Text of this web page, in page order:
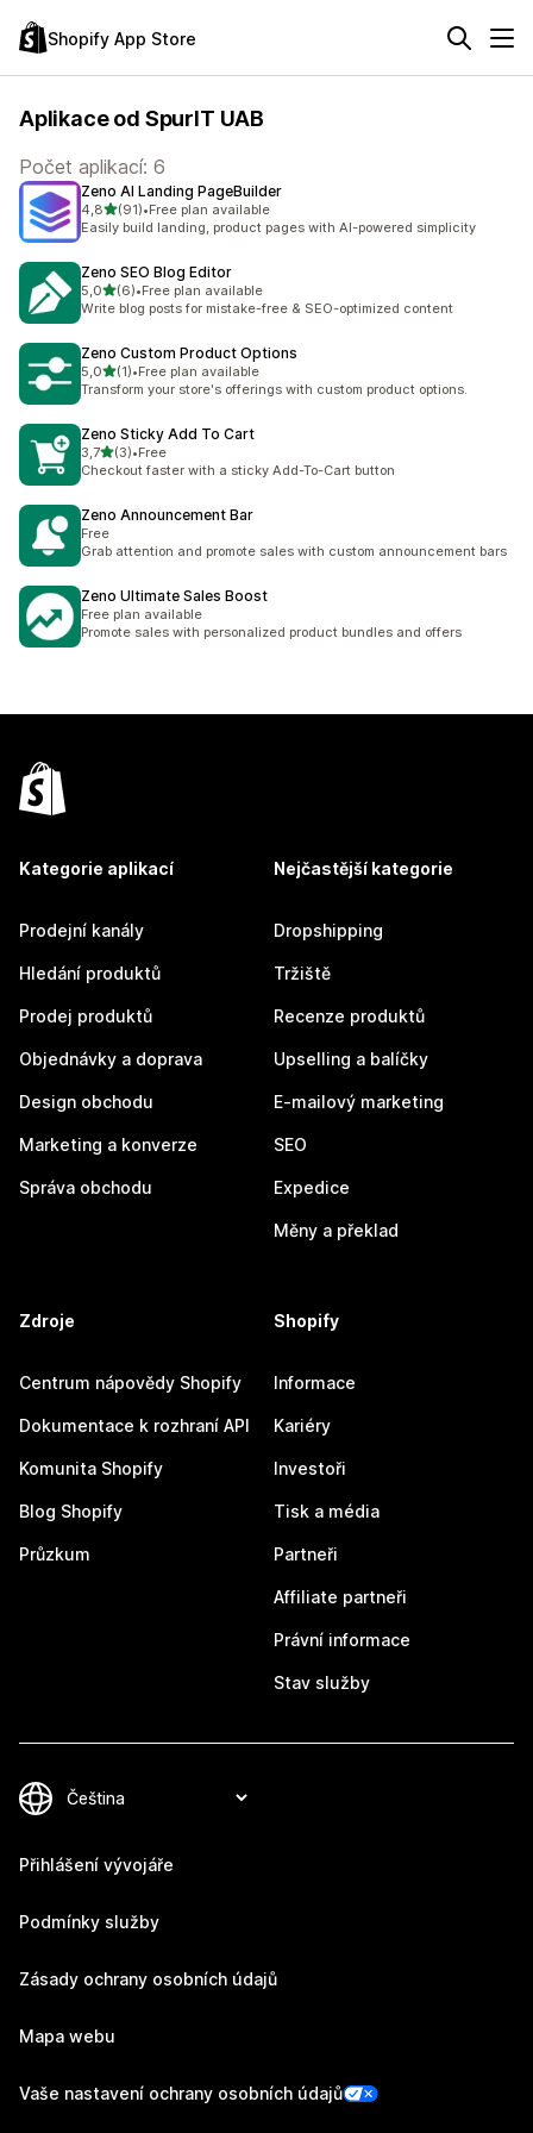
Shopify App Store
Aplikace od SpurIT UAB
Počet aplikací: 6
Zeno AI Landing PageBuilder
4,8z 5 hvězd
(91)
Celkový počet recenzí: 91
•Free plan available
Easily build landing, product pages with AI-powered simplicity
Zeno SEO Blog Editor
5,0z 5 hvězd
(6)
Celkový počet recenzí: 6
•Free plan available
Write blog posts for mistake-free & SEO-optimized content
Zeno Custom Product Options
5,0z 5 hvězd
(1)
Celkový počet recenzí: 1
•Free plan available
Transform your store's offerings with custom product options.
Zeno Sticky Add To Cart
3,7z 5 hvězd
(3)
Celkový počet recenzí: 3
•Free
Checkout faster with a sticky Add-To-Cart button
Zeno Announcement Bar
Free
Grab attention and promote sales with custom announcement bars
Zeno Ultimate Sales Boost
Free plan available
Promote sales with personalized product bundles and offers
Kategorie aplikací
Prodejní kanály
Hledání produktů
Prodej produktů
Objednávky a doprava
Design obchodu
Marketing a konverze
Správa obchodu
Nejčastější kategorie
Dropshipping
Tržiště
Recenze produktů
Upselling a balíčky
E-mailový marketing
SEO
Expedice
Měny a překlad
Zdroje
Centrum nápovědy Shopify
Dokumentace k rozhraní API
Komunita Shopify
Blog Shopify
Průzkum
Shopify
Informace
Kariéry
Investoři
Tisk a média
Partneři
Affiliate partneři
Právní informace
Stav služby
Přihlášení vývojáře
Podmínky služby
Zásady ochrany osobních údajů
Mapa webu
Vaše nastavení ochrany osobních údajů